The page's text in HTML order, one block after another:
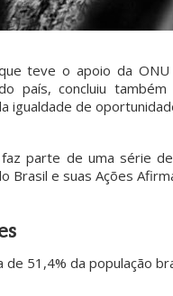
teve o apoio da ONU
país, concluiu
igualdade de
parte de uma série
Brasil e suas Ações
de 51,4% da população